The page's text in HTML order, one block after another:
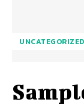
UNCATEGORIZED